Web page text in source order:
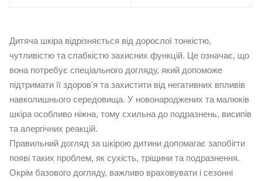
Дитяча шкіра відрізняється від дорослої тонкістю,
чутливістю та слабкістю захисних функцій. Це означає, що
вона потребує спеціального догляду, який допоможе
підтримати її здоров'я та захистити від негативних впливів
навколишнього середовища. У новонароджених та малюків
шкіра особливо ніжна, тому схильна до подразнень, висипів
та алергічних реакцій.
Правильний догляд за шкірою дитини допомагає запобігти
появі таких проблем, як сухість, тріщини та подразнення.
Окрім базового догляду, важливо враховувати і сезонні